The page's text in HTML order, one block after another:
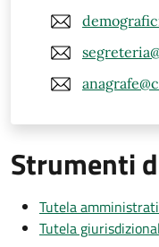
Strumenti
Tutela
Tutela